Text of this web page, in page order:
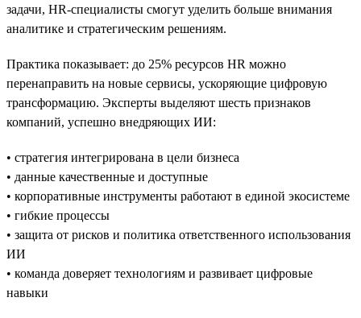
задачи, HR-специалисты смогут уделить больше внимания
аналитике и стратегическим решениям.
Практика показывает: до 25% ресурсов HR можно
перенаправить на новые сервисы, ускоряющие цифровую
трансформацию. Эксперты выделяют шесть признаков
компаний, успешно внедряющих ИИ:
• стратегия интегрирована в цели бизнеса
• данные качественные и доступные
• корпоративные инструменты работают в единой экосистеме
• гибкие процессы
• защита от рисков и политика ответственного использования
ИИ
• команда доверяет технологиям и развивает цифровые
навыки